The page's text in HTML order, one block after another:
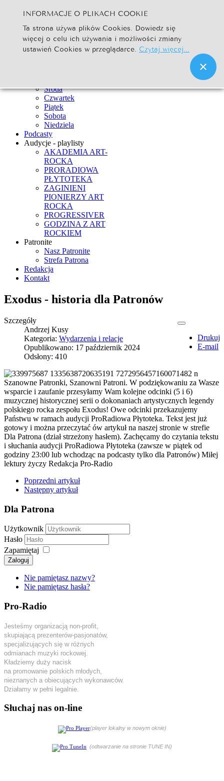
Szukaj... Go
Strona Główna
Newsy
Środa
Czwartek
Piątek
Sobota
Niedziela
Podcasty
Audycje - playlisty
AKADEMIA ART-
ROCKA
PRORADIOWA
PŁYTOTEKA
ZAGINIENI
PIONIERZY ART
ROCKA
PROGRESSIVER
GODZINA Z ART
ROCKIEM
Patronite
Nasz Patronite
Strefa Patrona
Redakcja
Kontakt
Exodus - historia dla Patronów
Drukuj
E-mail
Szczegóły
Andrzej Kusy
Kategoria: Wydarzenia i relacje
Opublikowano: 17 październik 2024
Odsłony: 410
Szanowne Patronki, Szanowni Patroni. W podziękowaniu za Wasze
wsparcie i zaufanie przesyłamy Wam kolejne odcinki (5 i 6)
muzycznej historycznej serii o dokonaniach artystycznych legendy
polskiego rocka zespołu Exodus! Owe odcinki przekazujemy
Państwu w ramach audycji ProRadiowa Płytoteka. Tekst jest już
gotowy i można przeczytać ów artykuł na naszej stronie w strefie
Dla Patrona (dział strzeżony hasłem). Zachęcamy do czytania tekstu
i słuchania audycji ProRadiowa Płytoteka (zawsze w piątek od
godziny 23:00 lub wchodząc na podcasty tylko dla Patronów) Miłej
lektury życzy Redakcja Pro-Radio
Poprzedni artykuł
Następny artykuł
Dla Patrona
Użytkownik
Hasło
Zapamiętaj
Zaloguj
Nie pamiętasz nazwy?
Nie pamiętasz hasła?
Pro-Radio
Jesteśmy organizacją non-profit,
skupiającą prezenterów-pasjonatów,
specjalizujących się w różnych
odmianach muzyki rockowej.
Kładziemy duży nacisk
na promowanie polskich młodych,
nieznanych a obiecujących wykonawców.
Działamy w pełni legalnie.
Słuchaj nas on-line
(player lokalny w nowym oknie)
(odtwarzanie na stronie TUNE IN)
INFORMACJE O PLIKACH COOKIE
Ta strona używa plików Cookies. Dowiedz się
więcej o celu ich używania i możliwości zmiany
ustawień Cookies w przeglądarce. Czytaj więcej...